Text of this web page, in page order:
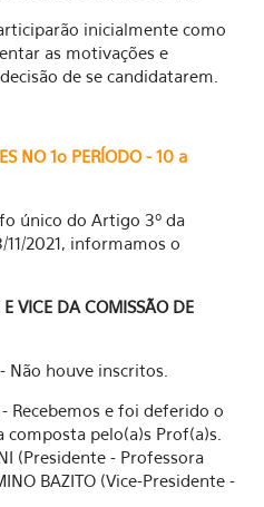
inicialmente como
as motivações e
de se candidatarem.
NO 1o PERÍODO - 10 a
único do Artigo 3º da
11/2021, informamos o
VICE DA COMISSÃO DE
- Não houve inscritos.
- Recebemos e foi deferido o
pelo(a)s Prof(a)s.
(Presidente - Professora
BAZITO (Vice-Presidente -